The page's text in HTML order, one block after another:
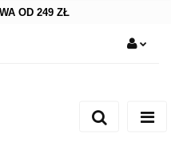
OD 249 ZŁ
Zarejestruj się